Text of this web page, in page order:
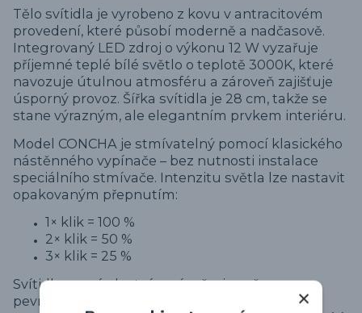
Tělo svítidla je vyrobeno z kovu v antracitovém
provedení, které působí moderně a nadčasově.
Integrovaný LED zdroj o výkonu 12 W vyzařuje
příjemné teplé bílé světlo o teplotě 3000K, které
navozuje útulnou atmosféru a zároveň zajišťuje
úsporný provoz. Šířka svítidla je 28 cm, takže se
stane výrazným, ale elegantním prvkem interiéru.
Model CONCHA je stmívatelný pomocí klasického
nástěnného vypínače – bez nutnosti instalace
speciálního stmívače. Intenzitu světla lze nastavit
opakovaným přepnutím:
1× klik = 100 %
2× klik = 50 %
3× klik = 25 %
Svítidlo nemá vlastní vypínač a je určeno pro
pevné připojení k elektroinstalaci. Při každém